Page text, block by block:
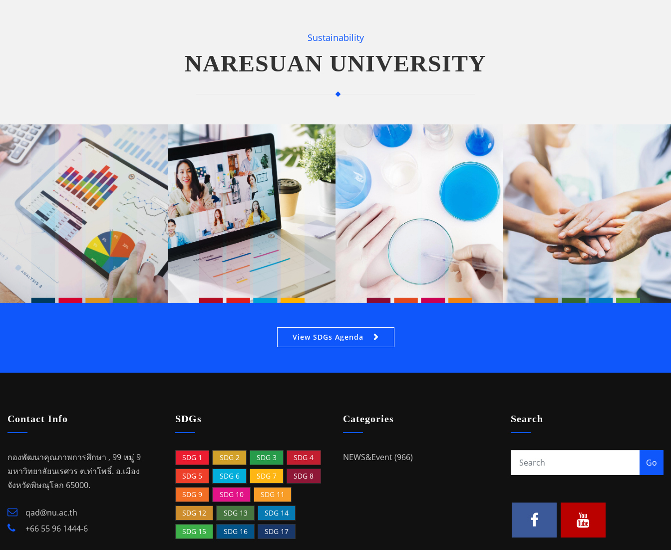
Sustainability
NARESUAN UNIVERSITY
View SDGs Agenda
Contact Info
กองพัฒนาคุณภาพการศึกษา , 99 หมู่ 9
มหาวิทยาลัยนเรศวร ต.ท่าโพธิ์. อ.เมือง
จังหวัดพิษณุโลก 65000.
qad@nu.ac.th
+66 55 96 1444-6
SDGs
SDG 1 SDG 2 SDG 3
SDG 4
SDG 5
SDG 6 SDG 7
SDG 8
SDG 9
SDG 10
SDG 11
SDG 12
SDG 13
SDG 14
SDG 15
SDG 16 SDG 17
Categories
NEWS&Event (966)
Search
Go